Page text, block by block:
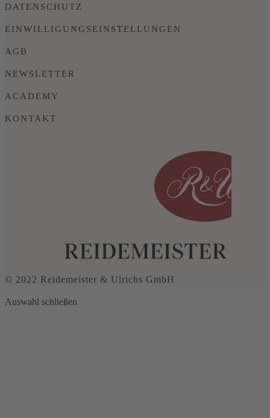
DATENSCHUTZ
EINWILLIGUNGSEINSTELLUNGEN
AGB
NEWSLETTER
ACADEMY
KONTAKT
© 2022 Reidemeister & Ulrichs GmbH
Auswahl schließen